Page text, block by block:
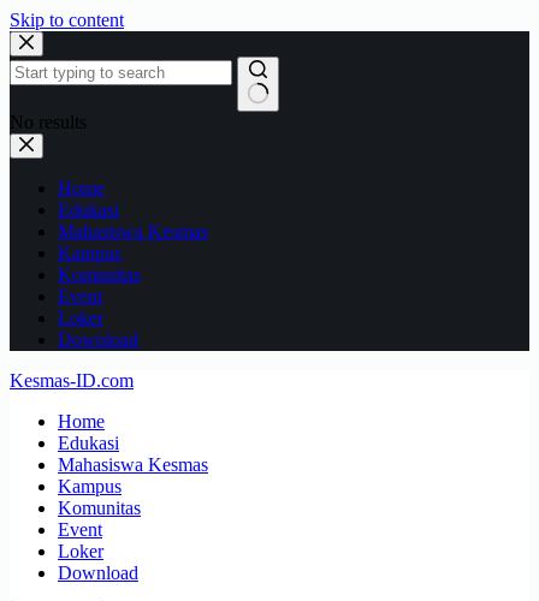
Skip to content
No results
Home
Edukasi
Mahasiswa Kesmas
Kampus
Komunitas
Event
Loker
Download
Kesmas-ID.com
Home
Edukasi
Mahasiswa Kesmas
Kampus
Komunitas
Event
Loker
Download